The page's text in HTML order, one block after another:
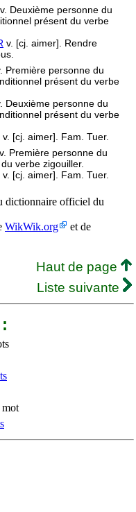
v. Deuxième personne du
présent du verbe
v. [cj. aimer]. Rendre
Première personne du
présent du verbe
Deuxième personne du
présent du verbe
v. [cj. aimer]. Fam. Tuer.
v. Première personne du
verbe zigouiller.
v. [cj. aimer]. Fam. Tuer.
dictionnaire officiel du
WikWik.org
et de
Haut de page
Liste suivante
mot